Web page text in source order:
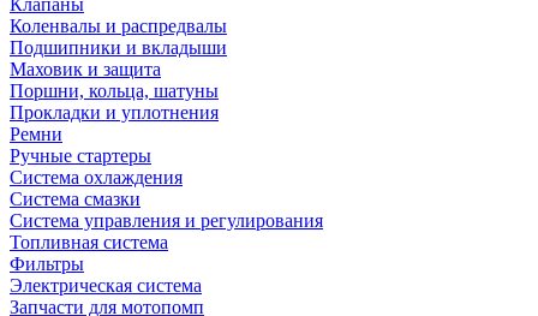
Клапаны
Коленвалы и распредвалы
Подшипники и вкладыши
Маховик и защита
Поршни, кольца, шатуны
Прокладки и уплотнения
Ремни
Ручные стартеры
Система охлаждения
Система смазки
Система управления и регулирования
Топливная система
Фильтры
Электрическая система
Запчасти для мотопомп